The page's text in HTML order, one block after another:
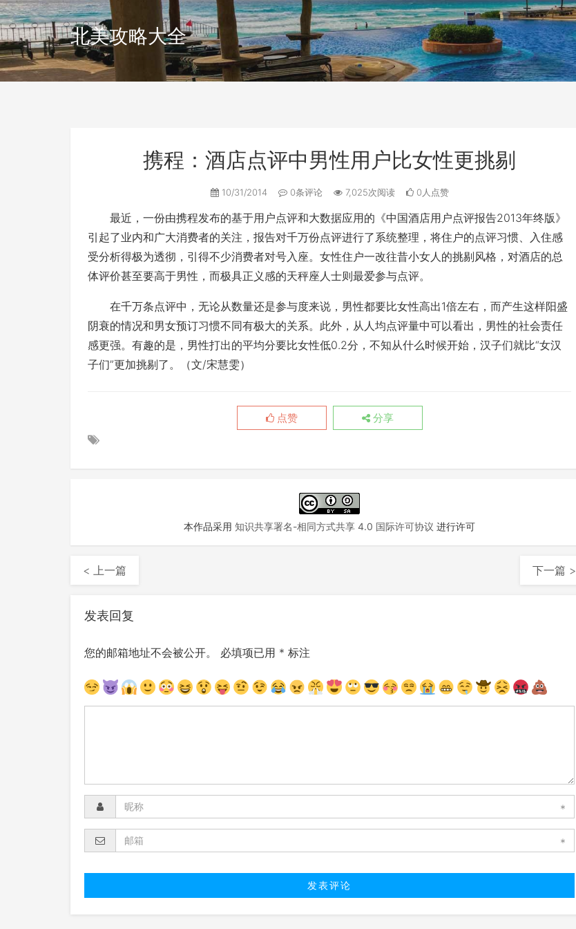
北美攻略大全
携程：酒店点评中男性用户比女性更挑剔
10/31/2014 0条评论 7,025次阅读 0人点赞
最近，一份由携程发布的基于用户点评和大数据应用的《中国酒店用户点评报告2013年终版》
引起了业内和广大消费者的关注，报告对千万份点评进行了系统整理，将住户的点评习惯、入住感
受分析得极为透彻，引得不少消费者对号入座。女性住户一改往昔小女人的挑剔风格，对酒店的总
体评价甚至要高于男性，而极具正义感的天秤座人士则最爱参与点评。
在千万条点评中，无论从数量还是参与度来说，男性都要比女性高出1倍左右，而产生这样阳盛
阴衰的情况和男女预订习惯不同有极大的关系。此外，从人均点评量中可以看出，男性的社会责任
感更强。有趣的是，男性打出的平均分要比女性低0.2分，不知从什么时候开始，汉子们就比“女汉
子们”更加挑剔了。（文/宋慧雯）
点赞 分享
本作品采用 知识共享署名-相同方式共享 4.0 国际许可协议 进行许可
< 上一篇 下一篇 >
发表回复
您的邮箱地址不会被公开。 必填项已用 * 标注
*
*